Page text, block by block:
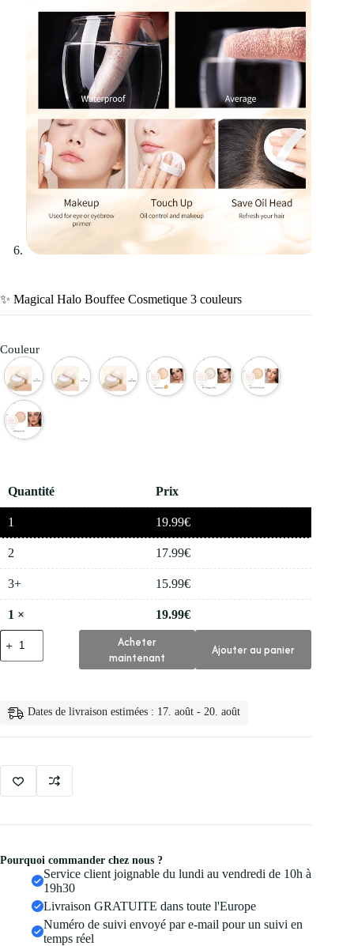
✨ Magical Halo Bouffee Cosmetique 3 couleurs
Couleur
Quantité Prix
1 19.99€
2 17.99€
3+ 15.99€
1 × 19.99€
quantité
de
✨
Cosmetique
Acheter
maintenant
Ajouter au panier
Dates de livraison estimées : 17. août - 20. août
Pourquoi commander chez nous ?
Service client joignable du lundi au vendredi de 10h à
19h30
Livraison GRATUITE dans toute l'Europe
Numéro de suivi envoyé par e-mail pour un suivi en
temps réel